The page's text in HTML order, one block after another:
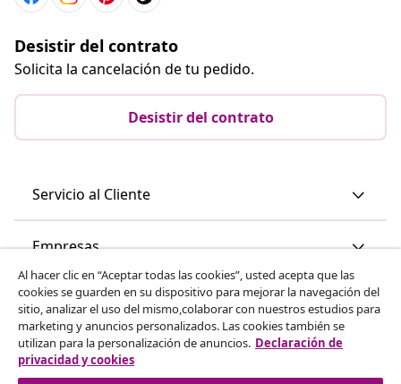
Desistir del contrato
Solicita la cancelación de tu pedido.
Desistir del contrato
Servicio al Cliente
Empresas
vidaXL
Descubre mas
Al hacer clic en “Aceptar todas las cookies”, usted acepta que las
cookies se guarden en su dispositivo para mejorar la navegación del
sitio, analizar el uso del mismo,colaborar con nuestros estudios para
marketing y anuncios personalizados. Las cookies también se
utilizan para la personalización de anuncios. Declaración de
privacidad y cookies